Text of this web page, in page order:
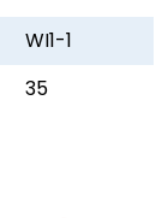
WI1-1
35